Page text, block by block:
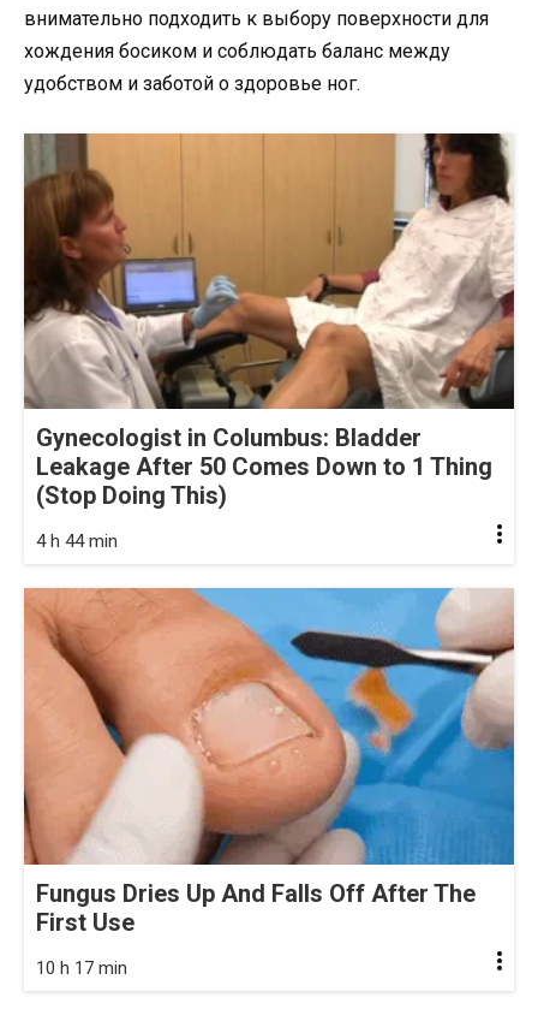
внимательно подходить к выбору поверхности для
хождения босиком и соблюдать баланс между
удобством и заботой о здоровье ног.
Gynecologist in Columbus: Bladder
Leakage After 50 Comes Down to 1 Thing
(Stop Doing This)
4 h 44 min
Fungus Dries Up And Falls Off After The
First Use
10 h 17 min